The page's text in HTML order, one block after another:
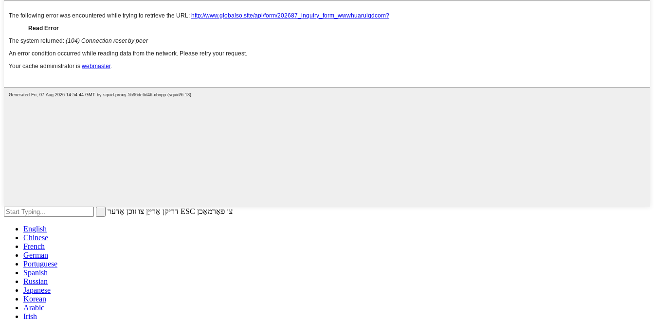
דריקן אַרייַן צו זוכן אָדער ESC צו פאַרמאַכן
English
Chinese
French
German
Portuguese
Spanish
Russian
Japanese
Korean
Arabic
Irish